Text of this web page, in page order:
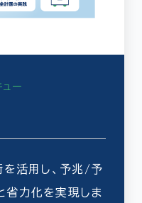
ー
活用し、予兆/予
省力化を実現しま